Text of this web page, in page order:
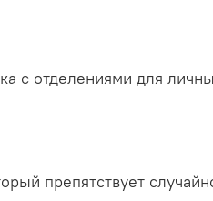
с отделениями для
препятствует